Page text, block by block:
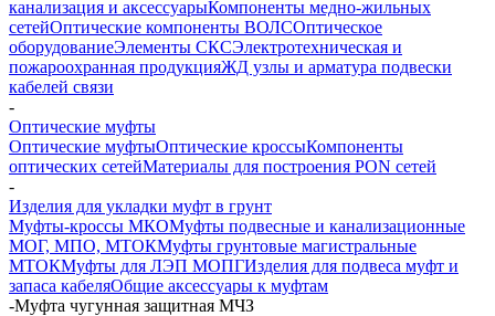
канализация и аксессуарыКомпоненты медно-жильных
сетейОптические компоненты ВОЛСОптическое
оборудованиеЭлементы СКСЭлектротехническая и
пожароохранная продукцияЖД узлы и арматура подвески
кабелей связи
-
Оптические муфты
Оптические муфтыОптические кроссыКомпоненты
оптических сетейМатериалы для построения PON сетей
-
Изделия для укладки муфт в грунт
Муфты-кроссы МКОМуфты подвесные и канализационные
МОГ, МПО, МТОКМуфты грунтовые магистральные
МТОКМуфты для ЛЭП МОПГИзделия для подвеса муфт и
запаса кабеляОбщие аксессуары к муфтам
-Муфта чугунная защитная МЧЗ